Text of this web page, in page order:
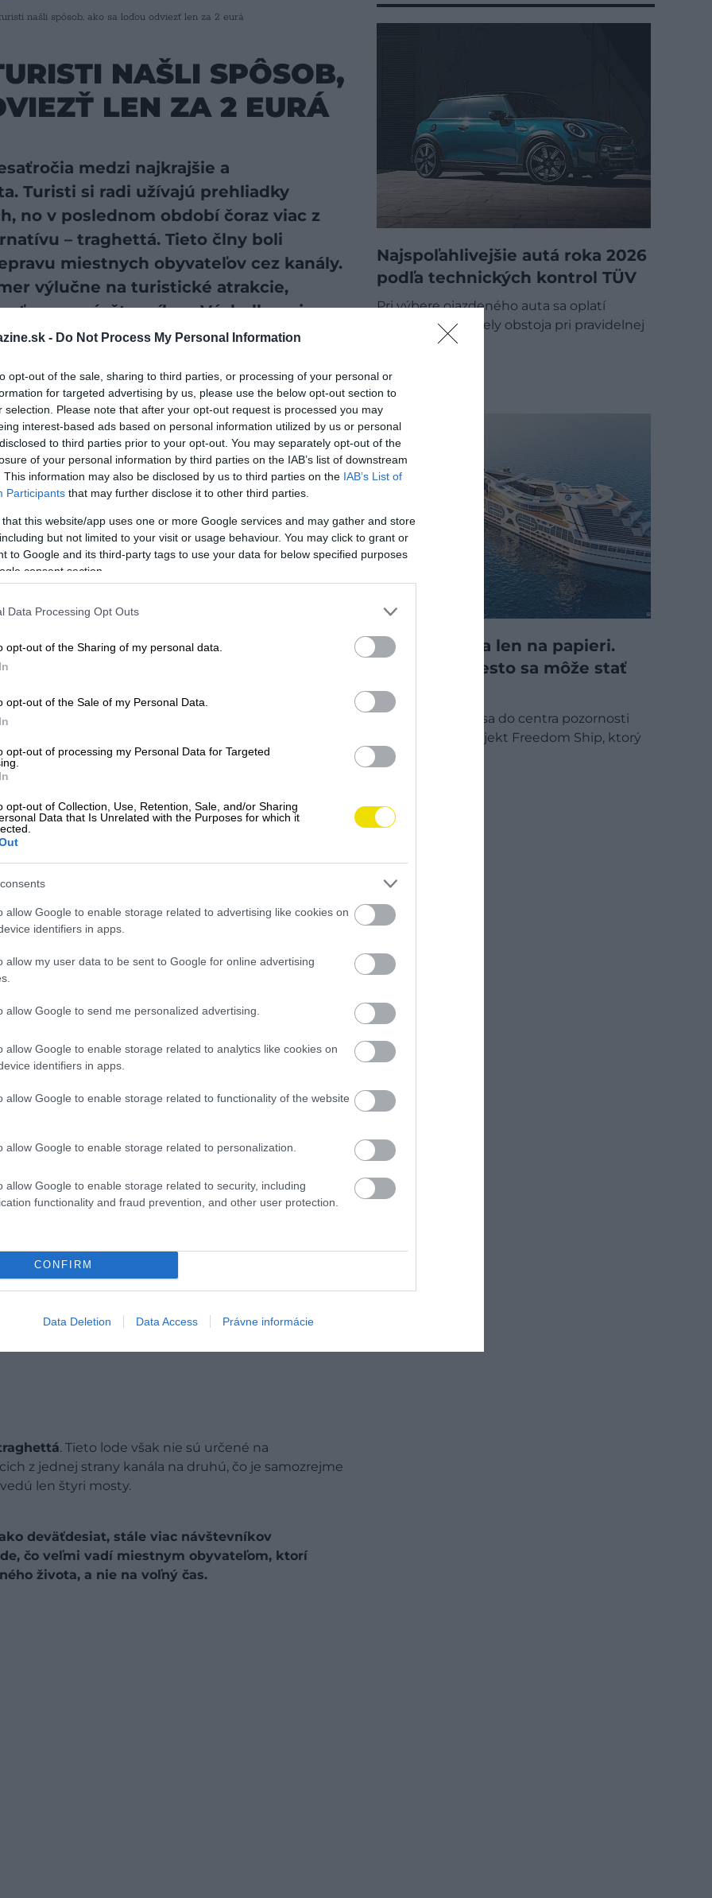
- Do Not Process My Personal Information
opt-out of the sale, sharing to third parties, or processing of your personal or
for targeted advertising by us, please use the below opt-out section to
selection. Please note that after your opt-out request is processed you may
interest-based ads based on personal information utilized by us or personal
to third parties prior to your opt-out. You may separately opt-out of the
of your personal information by third parties on the IAB’s list of downstream
This information may also be disclosed by us to third parties on the IAB’s List of
Participants that may further disclose it to other third parties.
that this website/app uses one or more Google services and may gather and store
but not limited to your visit or usage behaviour. You may click to grant or
to Google and its third-party tags to use your data for below specified purposes
consent section.
Data Processing Opt Outs
opt-out of the Sharing of my personal data.
opt-out of the Sale of my Personal Data.
opt-out of processing my Personal Data for Targeted
opt-out of Collection, Use, Retention, Sale, and/or Sharing
Data that Is Unrelated with the Purposes for which it
allow Google to enable storage related to advertising like cookies on
identifiers in apps.
allow my user data to be sent to Google for online advertising
allow Google to send me personalized advertising.
allow Google to enable storage related to analytics like cookies on
identifiers in apps.
allow Google to enable storage related to functionality of the website
allow Google to enable storage related to personalization.
allow Google to enable storage related to security, including
functionality and fraud prevention, and other user protection.
CONFIRM
Data Deletion Data Access Právne informácie
našli spôsob, ako sa loďou odviezť len za 2 eurá
NAŠLI SPÔSOB,
LEN ZA 2 EURÁ
medzi najkrajšie a
Turisti si radi užívajú prehliadky
no v poslednom období čoraz viac z
– traghettá. Tieto člny boli
miestnych obyvateľov cez kanály.
výlučne na turistické atrakcie,
masy návštevníkov. Výsledkom je
turizme teraz musia čeliť
ktorý bol kedysi výlučne ich
zdroj vo Vyhľadávaní Google!
sú jedným z najdrahších miest v Taliansku,
tipov, ako ušetriť peniaze. Nedávno však
namiesto gondol používali takzvané
doprava. Foto:Irina Papoyan, Shutterstock
dňa 90 eur. zatiaľ čo v noci sa v meste
používané ako verejná doprava stoja len 2
. Tieto lode však nie sú určené na
z jednej strany kanála na druhú, čo je samozrejme
len štyri mosty.
deväťdesiat, stále viac návštevníkov
čo veľmi vadí miestnym obyvateľom, ktorí
života, a nie na voľný čas.
Najspoľahlivejšie autá roka 2026
podľa technických kontrol TÜV
Pri výbere ojazdeného auta sa oplatí
pozrieť, ako modely obstoja pri pravidelnej
technickej…
Tri desaťročia len na papieri.
Plávajúce mesto sa môže stať
realitou.
Po desaťročiach sa do centra pozornosti
opäť dostáva projekt Freedom Ship, ktorý
by sa v prípade…